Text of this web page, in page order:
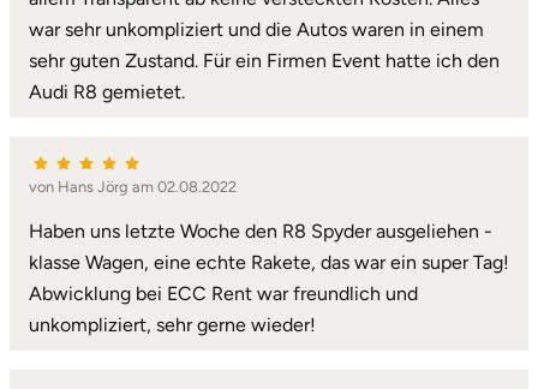
war sehr unkompliziert und die Autos waren in einem
sehr guten Zustand. Für ein Firmen Event hatte ich den
Audi R8 gemietet.
von Hans Jörg am 02.08.2022
Haben uns letzte Woche den R8 Spyder ausgeliehen -
klasse Wagen, eine echte Rakete, das war ein super Tag!
Abwicklung bei ECC Rent war freundlich und
unkompliziert, sehr gerne wieder!
Kronach
Kulmbach
Köln
Landkreis Rostock